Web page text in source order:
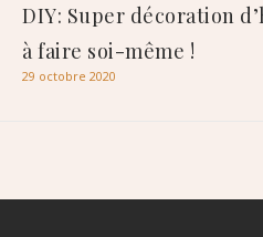
DIY: Super décoration
à faire soi-même !
29 octobre 2020